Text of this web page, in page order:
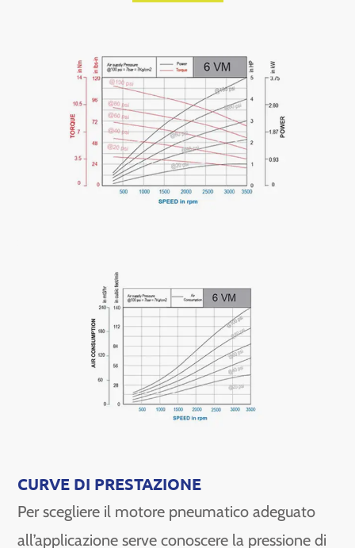
CURVE DI PRESTAZIONE
Per scegliere il motore pneumatico adeguato
all’applicazione serve conoscere la pressione di